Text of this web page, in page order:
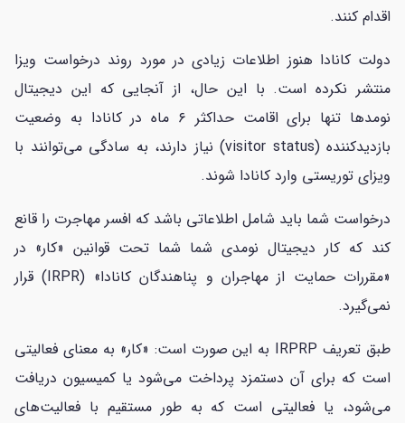
اقدام کنند.
دولت کانادا هنوز اطلاعات زیادی در مورد روند درخواست ویزا
منتشر نکرده است. با این حال، از آنجایی که این دیجیتال
نومدها تنها برای اقامت حداکثر ۶ ماه در کانادا به وضعیت
بازدیدکننده (visitor status) نیاز دارند، به سادگی می‌توانند با
ویزای توریستی وارد کانادا شوند.
درخواست شما باید شامل اطلاعاتی باشد که افسر مهاجرت را قانع
کند که کار دیجیتال نومدی شما شما تحت قوانین «کار» در
«مقررات حمایت از مهاجران و پناهندگان کانادا» (IRPR) قرار
نمی‌گیرد.
طبق تعریف IRPRP به این صورت است: «کار» به معنای فعالیتی
است که برای آن دستمزد پرداخت می‌شود یا کمیسیون دریافت
می‌شود، یا فعالیتی است که به طور مستقیم با فعالیت‌های